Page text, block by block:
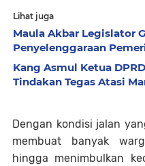
Lihat juga
Maula Akbar Legislator
Penyelenggaraan
Kang Asmul Ketua
Tindakan Tegas Atasi
Dengan kondisi jalan
membuat banyak
hingga menimbulkan